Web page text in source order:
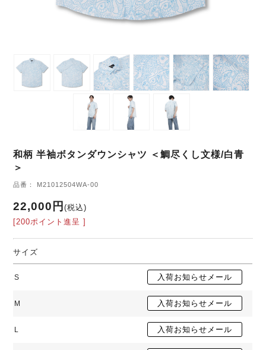
和柄 半袖ボタンダウンシャツ ＜鯛尽くし文様/白青
＞
品番： M21012504WA-00
22,000円(税込)
[200ポイント進呈 ]
サイズ
S
M
L